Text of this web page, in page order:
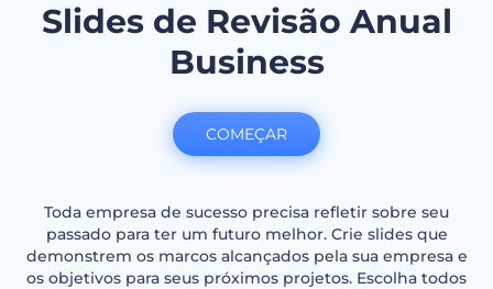
Slides de Revisão Anual
Business
Toda empresa de sucesso precisa refletir sobre seu
passado para ter um futuro melhor. Crie slides que
demonstrem os marcos alcançados pela sua empresa e
os objetivos para seus próximos projetos. Escolha todos
COMEÇAR